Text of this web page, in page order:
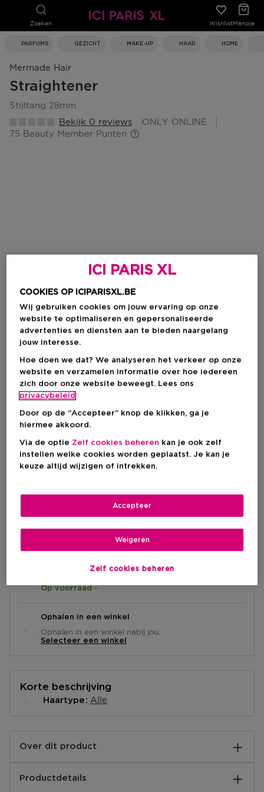
Zoeken WishlistMandje
PARFUMS GEZICHT MAKE-UP HAAR HOME
Mermade Hair
Straightener
stijltang 28mm
Bekijk 0 reviews
ONLY ONLINE
75 Beauty Member Punten
Kies je formaat
1 ST Op voorraad
1 ST
€ 75,00
IN WINKELMANDJE
Levering aan huis
Op voorraad -
Ophalen in een winkel
Ophalen in een winkel nabij jou.
Selecteer een winkel
Korte beschrijving
Haartype Alle
Over dit product
uur' s middags goed uitziet. De Mermade Haar
Productdetails
ICI PARIS XL
COOKIES OP ICIPARISXL.BE
Wij gebruiken cookies om jouw ervaring op onze
website te optimaliseren en gepersonaliseerde
advertenties en diensten aan te bieden naargelang
jouw interesse.
Hoe doen we dat? We analyseren het verkeer op onze
website en verzamelen informatie over hoe iedereen
zich door onze website beweegt. Lees ons
privacybeleid
Door op de “Accepteer” knop de klikken, ga je
hiermee akkoord.
Via de optie Zelf cookies beheren kan je ook zelf
instellen welke cookies worden geplaatst. Je kan je
keuze altijd wijzigen of intrekken.
Zelf cookies beheren
Weigeren
Accepteer